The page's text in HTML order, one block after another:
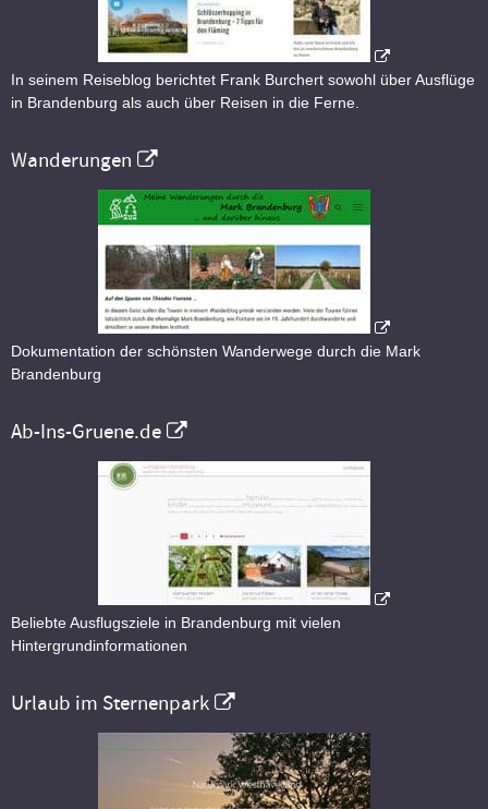
In seinem Reiseblog berichtet Frank Burchert sowohl über Ausflüge
in Brandenburg als auch über Reisen in die Ferne.
Wanderungen
Dokumentation der schönsten Wanderwege durch die Mark
Brandenburg
Ab-Ins-Gruene.de
Beliebte Ausflugsziele in Brandenburg mit vielen
Hintergrundinformationen
Urlaub im Sternenpark